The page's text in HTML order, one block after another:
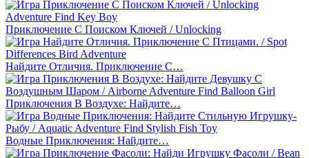
Приключение С Поиском Ключей / Unlocking
Найдите Отличия. Приключение С…
Приключения В Воздухе: Найдите…
Водные Приключения: Найдите…